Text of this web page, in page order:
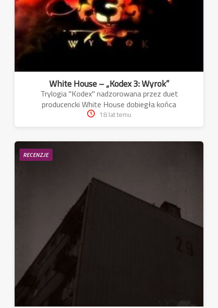
White House – „Kodex 3: Wyrok”
Trylogia "Kodex" nadzorowana przez duet
producencki White House dobiegła końca
18 lat temu
RECENZJE